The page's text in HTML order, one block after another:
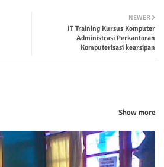
NEWER
IT Training Kursus Komputer
Administrasi Perkantoran
Komputerisasi kearsipan
Show more